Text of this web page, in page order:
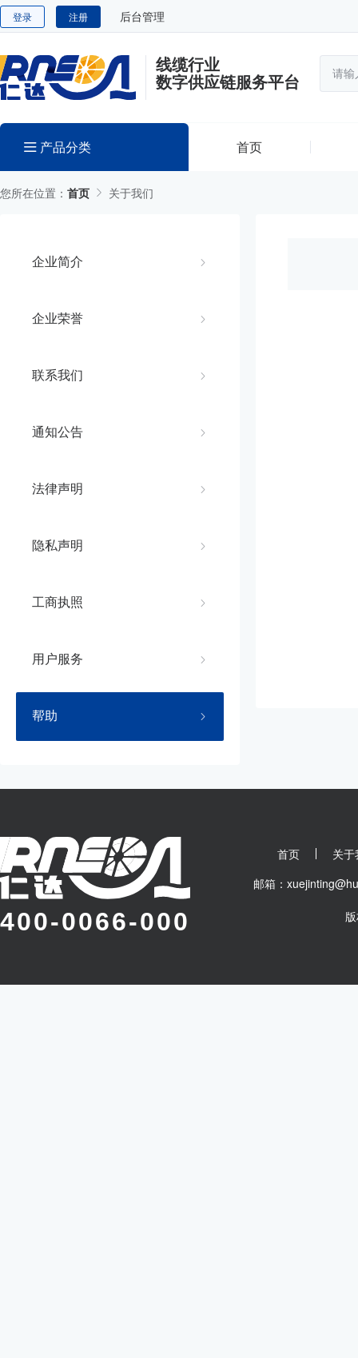
登录 注册 后台管理
线缆行业
数字供应链服务平台
产品分类 首页
您所在位置： 首页 关于我们
企业简介
企业荣誉
联系我们
通知公告
法律声明
隐私声明
工商执照
用户服务
帮助
400-0066-000
首页
关
邮箱：